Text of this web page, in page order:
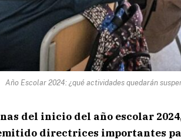
Año Escolar 2024: ¿qué actividades quedarán
del inicio del año escolar
directrices importantes